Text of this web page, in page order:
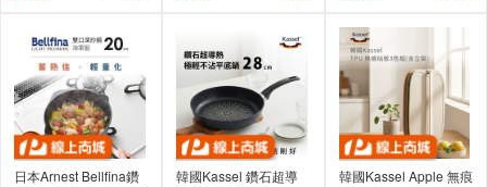
日本Arnest Bellfina鑽
韓國Kassel 鑽石超導
韓國Kassel Apple 無痕